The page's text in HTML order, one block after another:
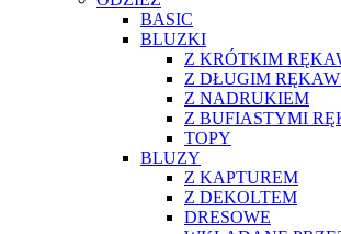
BASIC
BLUZKI
Z KRÓTKIM
Z DŁUGIM
Z NADRUKIEM
Z BUFIASTYMI
TOPY
BLUZY
Z KAPTUREM
Z DEKOLTEM
DRESOWE